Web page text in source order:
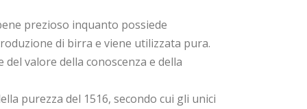
prezioso inquanto possiede
di birra e viene utilizzata pura.
valore della conoscenza e della
purezza del 1516, secondo cui gli unici